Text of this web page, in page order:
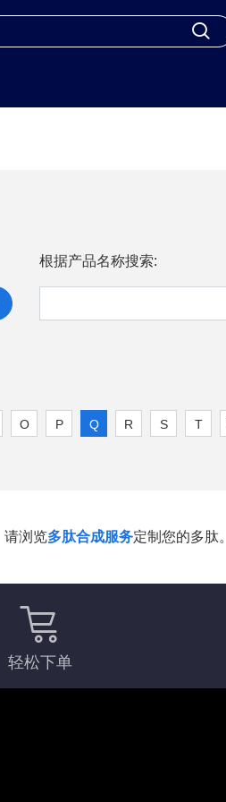
根据产品名称搜索:
O P Q R S T
请浏览多肽合成服务定制您的多肽。
轻松下单